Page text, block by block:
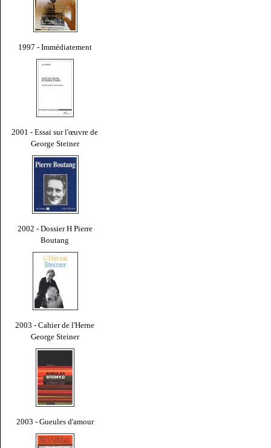
1997 - Immédiatement
2001 - Essai sur l'œuvre de
George Steiner
2002 - Dossier H Pierre
Boutang
2003 - Cahier de l'Herne
George Steiner
2003 - Gueules d'amour